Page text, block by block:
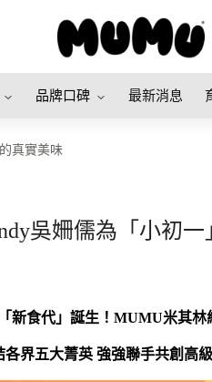
品牌口碑 最新消息
真實美味
吳姍儒為「小初
新食代」誕生！MUMU米其林
各界五大菁英 強強聯手共創高